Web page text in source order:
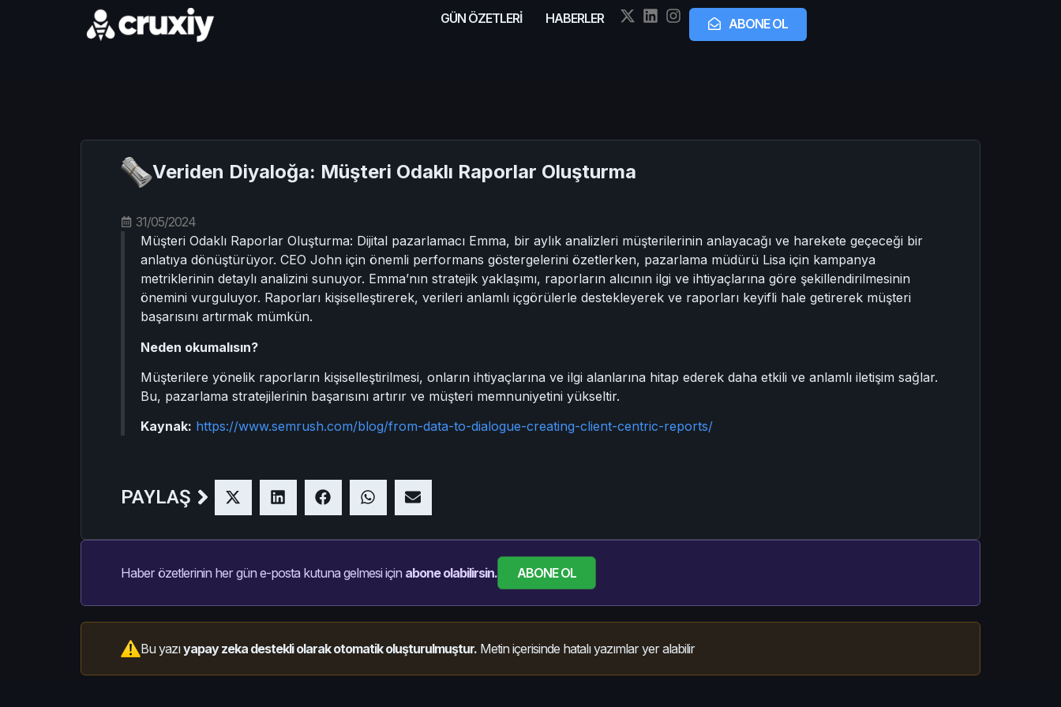
GÜN ÖZETLERİ HABERLER ABONE OL
Veriden Diyaloğa: Müşteri Odaklı Raporlar Oluşturma
31/05/2024
Müşteri Odaklı Raporlar Oluşturma: Dijital pazarlamacı Emma, bir aylık analizleri müşterilerinin anlayacağı ve harekete geçeceği bir
anlatıya dönüştürüyor. CEO John için önemli performans göstergelerini özetlerken, pazarlama müdürü Lisa için kampanya
metriklerinin detaylı analizini sunuyor. Emma’nın stratejik yaklaşımı, raporların alıcının ilgi ve ihtiyaçlarına göre şekillendirilmesinin
önemini vurguluyor. Raporları kişiselleştirerek, verileri anlamlı içgörülerle destekleyerek ve raporları keyifli hale getirerek müşteri
başarısını artırmak mümkün.
Neden okumalısın?
Müşterilere yönelik raporların kişiselleştirilmesi, onların ihtiyaçlarına ve ilgi alanlarına hitap ederek daha etkili ve anlamlı iletişim sağlar.
Bu, pazarlama stratejilerinin başarısını artırır ve müşteri memnuniyetini yükseltir.
Kaynak: https://www.semrush.com/blog/from-data-to-dialogue-creating-client-centric-reports/
PAYLAŞ
Haber özetlerinin her gün e-posta kutuna gelmesi için abone olabilirsin. ABONE OL
Bu yazıyapay zeka destekli olarak otomatik oluşturulmuştur. Metin içerisinde hatalı yazımlar yer alabilir